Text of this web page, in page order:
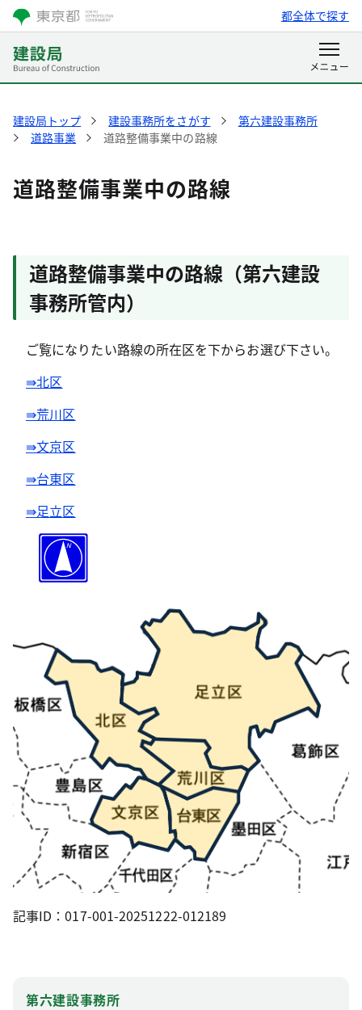
都全体で探す
建設局トップ 建設事務所をさがす
第六建設事務所
道路事業
道路整備事業中の路線
道路整備事業中の路線
道路整備事業中の路線（第六建設
事務所管内）
ご覧になりたい路線の所在区を下からお選び下さい。
⇛北区
⇛荒川区
⇛文京区
⇛台東区
⇛足立区
記事ID：017-001-20251222-012189
第六建設事務所